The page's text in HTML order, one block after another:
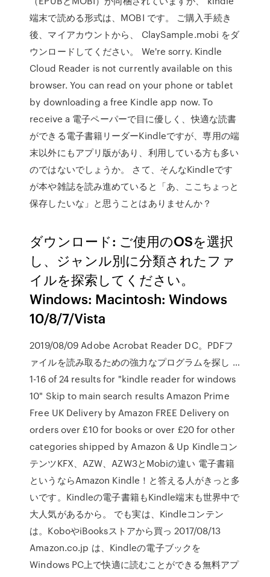
端末で読める形式は、MOBI です。 ご購入手続き
後、マイアカウントから、 ClaySample.mobi をダ
ウンロードしてください。 We're sorry. Kindle
Cloud Reader is not currently available on this
browser. You can read on your phone or tablet
by downloading a free Kindle app now. To
receive a 電子ペーパーで目に優しく、快適な読書
ができる電子書籍リーダーKindleですが、専用の端
末以外にもアプリ版があり、利用している方も多い
のではないでしょうか。 さて、そんなKindleです
が本や雑誌を読み進めていると「あ、ここちょっと
保存したいな」と思うことはありませんか？
ダウンロード: ご使用のOSを選択
し、ジャンル別に分類されたファ
イルを探索してください。
Windows: Macintosh: Windows
10/8/7/Vista
2019/08/09 Adobe Acrobat Reader DC。PDFフ
ァイルを読み取るための強力なプログラムを探し …
1-16 of 24 results for "kindle reader for windows
10" Skip to main search results Amazon Prime
Free UK Delivery by Amazon FREE Delivery on
orders over £10 for books or over £20 for other
categories shipped by Amazon & Up Kindleコン
テンツKFX、AZW、AZW3とMobiの違い 電子書籍
というならAmazon Kindle！と答える人がきっと多
いです。Kindleの電子書籍もKindle端末も世界中で
大人気があるから。 でも実は、Kindleコンテン
は。KoboやiBooksストアから買っ 2017/08/13
Amazon.co.jp は、Kindleの電子ブックを
Windows PC上で快適に読むことができる無料アプ